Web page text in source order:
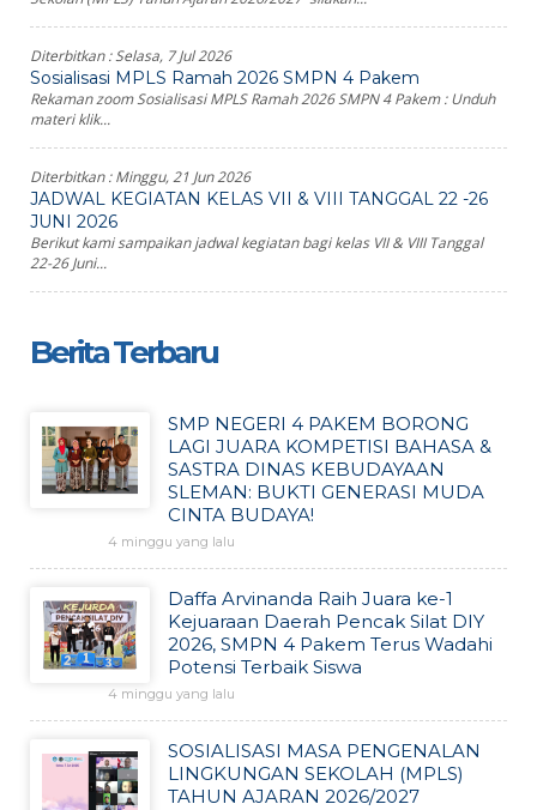
Diterbitkan :Selasa, 7 Jul 2026
Sosialisasi MPLS Ramah 2026 SMPN 4 Pakem
Rekaman zoom Sosialisasi MPLS Ramah 2026 SMPN 4 Pakem : Unduh
materi klik...
Diterbitkan :Minggu, 21 Jun 2026
JADWAL KEGIATAN KELAS VII & VIII TANGGAL 22 -26
JUNI 2026
Berikut kami sampaikan jadwal kegiatan bagi kelas VII & VIII Tanggal
22-26 Juni...
Berita Terbaru
SMP NEGERI 4 PAKEM BORONG
LAGI JUARA KOMPETISI BAHASA &
SASTRA DINAS KEBUDAYAAN
SLEMAN: BUKTI GENERASI MUDA
CINTA BUDAYA!
4 minggu yang lalu
Daffa Arvinanda Raih Juara ke-1
Kejuaraan Daerah Pencak Silat DIY
2026, SMPN 4 Pakem Terus Wadahi
Potensi Terbaik Siswa
4 minggu yang lalu
SOSIALISASI MASA PENGENALAN
LINGKUNGAN SEKOLAH (MPLS)
TAHUN AJARAN 2026/2027